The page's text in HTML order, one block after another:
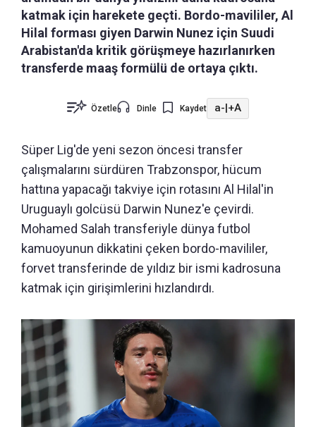
katmak için harekete geçti. Bordo-mavililer, Al
Hilal forması giyen Darwin Nunez için Suudi
Arabistan'da kritik görüşmeye hazırlanırken
transferde maaş formülü de ortaya çıktı.
Özetle Dinle Kaydet a- +A
Süper Lig'de yeni sezon öncesi transfer
çalışmalarını sürdüren Trabzonspor, hücum
hattına yapacağı takviye için rotasını Al Hilal'in
Uruguaylı golcüsü Darwin Nunez'e çevirdi.
Mohamed Salah transferiyle dünya futbol
kamuoyunun dikkatini çeken bordo-mavililer,
forvet transferinde de yıldız bir ismi kadrosuna
katmak için girişimlerini hızlandırdı.